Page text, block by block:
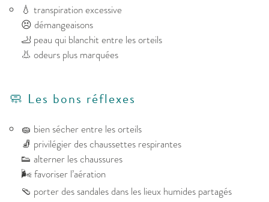
💧 transpiration excessive
😣 démangeaisons
🦶 peau qui blanchit entre les orteils
👃 odeurs plus marquées
🧼 Les bons réflexes
🧽 bien sécher entre les orteils
🧦 privilégier des chaussettes respirantes
👟 alterner les chaussures
🌬️ favoriser l’aération
🩴 porter des sandales dans les lieux humides partagés